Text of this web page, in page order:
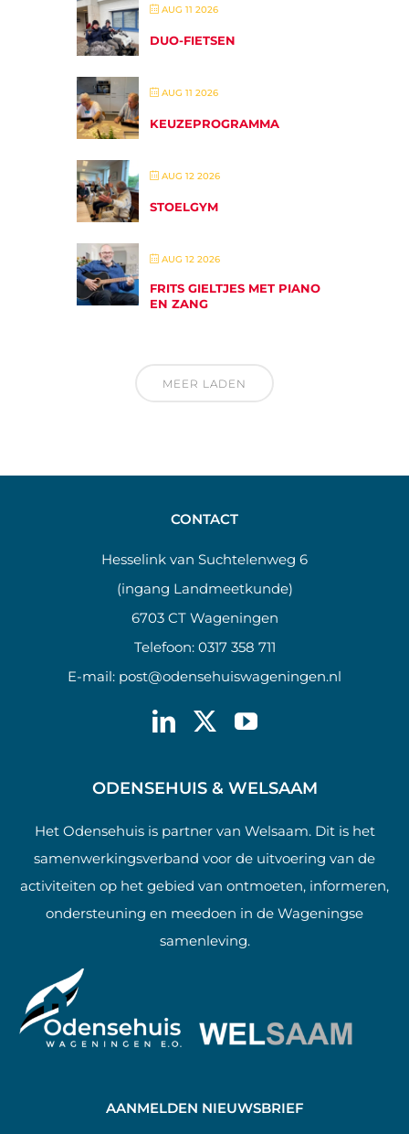
AUG 11 2026
DUO-FIETSEN
AUG 11 2026
KEUZEPROGRAMMA
AUG 12 2026
STOELGYM
AUG 12 2026
FRITS GIELTJES MET PIANO
EN ZANG
MEER LADEN
CONTACT
Hesselink van Suchtelenweg 6
(ingang Landmeetkunde)
6703 CT Wageningen
Telefoon: 0317 358 711
E-mail: post@odensehuiswageningen.nl
ODENSEHUIS & WELSAAM
Het Odensehuis is partner van Welsaam. Dit is het
samenwerkingsverband voor de uitvoering van de
activiteiten op het gebied van ontmoeten, informeren,
ondersteuning en meedoen in de Wageningse
samenleving.
AANMELDEN NIEUWSBRIEF